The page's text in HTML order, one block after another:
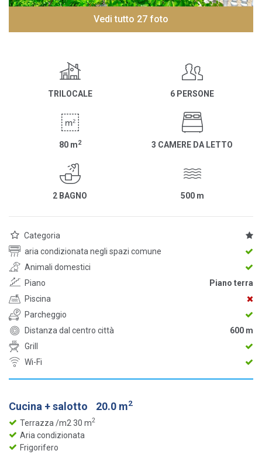
Vedi tutto 27 foto
TRILOCALE 6 PERSONE
80 m2 3 CAMERE DA LETTO
2 BAGNO 500 m
Categoria
aria condizionata negli spazi comune
Animali domestici
Piano
Piano terra
Piscina
Parcheggio
Distanza dal centro città
600 m
Grill
Wi-Fi
Cucina + salotto 20.0 m2
Terrazza /m2 30 m2
Aria condizionata
Frigorifero